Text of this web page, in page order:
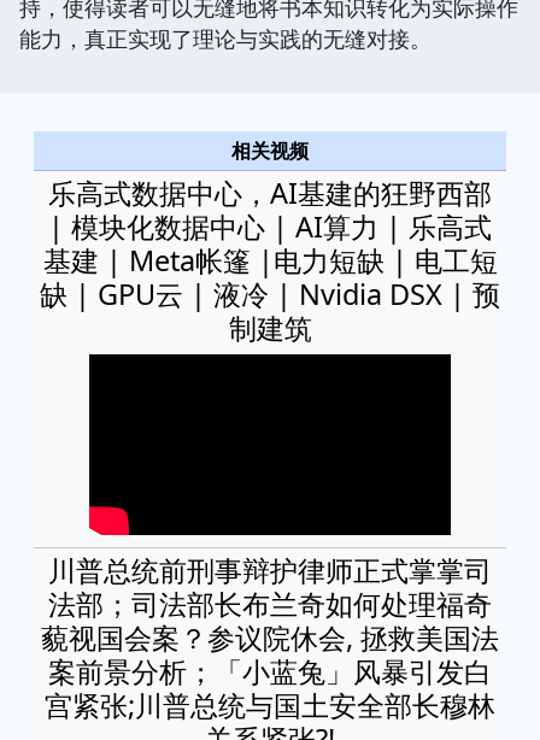
持，使得读者可以无缝地将书本知识转化为实际操作
能力，真正实现了理论与实践的无缝对接。
相关视频
乐高式数据中心，AI基建的狂野西部
| 模块化数据中心 | AI算力 | 乐高式
基建 | Meta帐篷 |电力短缺 | 电工短
缺 | GPU云 | 液冷 | Nvidia DSX | 预
制建筑
川普总统前刑事辩护律师正式掌掌司
法部；司法部长布兰奇如何处理福奇
藐视国会案？参议院休会, 拯救美国法
案前景分析；「小蓝兔」风暴引发白
宫紧张;川普总统与国土安全部长穆林